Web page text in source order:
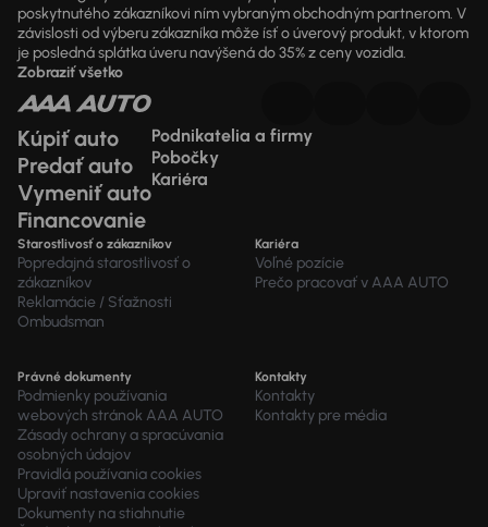
poskytnutého zákazníkovi ním vybraným obchodným partnerom. V
závislosti od výberu zákazníka môže ísť o úverový produkt, v ktorom
je posledná splátka úveru navýšená do 35% z ceny vozidla.
Zobraziť všetko
Kúpiť auto
Predať auto
Vymeniť auto
Financovanie
Podnikatelia a firmy
Pobočky
Kariéra
Starostlivosť o zákazníkov
Popredajná starostlivosť o
zákazníkov
Reklamácie / Sťažnosti
Ombudsman
Kariéra
Voľné pozície
Prečo pracovať v AAA AUTO
Právné dokumenty
Podmienky používania
webových stránok AAA AUTO
Zásady ochrany a spracúvania
osobných údajov
Pravidlá používania cookies
Upraviť nastavenia cookies
Dokumenty na stiahnutie
Kontakty
Kontakty
Kontakty pre média